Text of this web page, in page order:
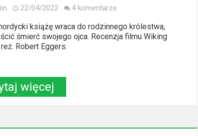
22/04/2022 4 komentarze
książę wraca do rodzinnego królestwa,
śmierć swojego ojca. Recenzja filmu Wiking
Robert Eggers.
więcej